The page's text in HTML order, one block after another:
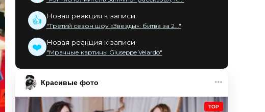
👍 Новая реакция к записи
"Третий сезон шоу «Звезды»: битва за 2..."
❤️ Новая реакция к записи
"Мрачные картины Giuseppe Velardo"
Красивые фото
TOP